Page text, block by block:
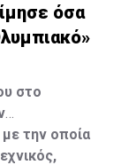
όσα
στο
την οποία